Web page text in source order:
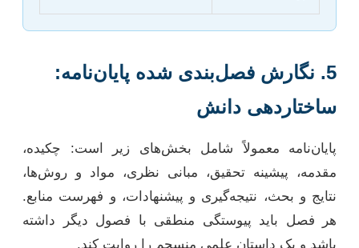
5. نگارش فصل‌بندی شده پایان‌نامه:
ساختاردهی دانش
پایان‌نامه معمولاً شامل بخش‌های زیر است: چکیده،
مقدمه، پیشینه تحقیق، مبانی نظری، مواد و روش‌ها،
نتایج و بحث، نتیجه‌گیری و پیشنهادات، و فهرست منابع.
هر فصل باید پیوستگی منطقی با فصول دیگر داشته
باشد و یک داستان علمی منسجم را روایت کند.